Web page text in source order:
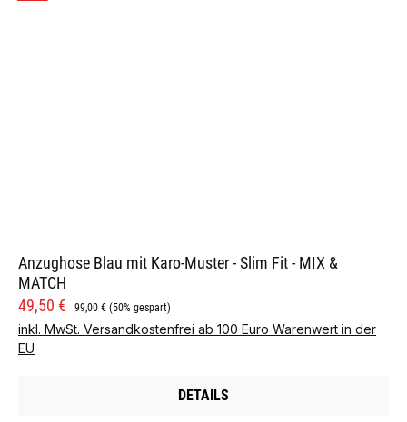
Anzughose Blau mit Karo-Muster - Slim Fit - MIX &
MATCH
Verkaufspreis:
49,50 € Regulärer Preis:
99,00 € (50% gespart)
inkl. MwSt. Versandkostenfrei ab 100 Euro Warenwert in der
EU
DETAILS